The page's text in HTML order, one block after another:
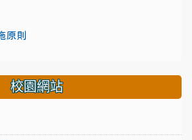
原則
校園網站